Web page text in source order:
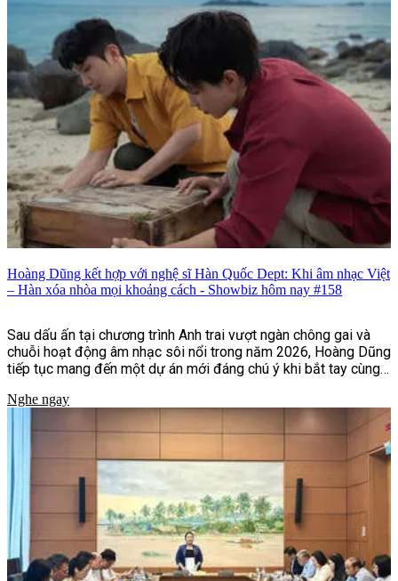
Hoàng Dũng kết hợp với nghệ sĩ Hàn Quốc Dept: Khi âm nhạc Việt
– Hàn xóa nhòa mọi khoảng cách - Showbiz hôm nay #158
Sau dấu ấn tại chương trình Anh trai vượt ngàn chông gai và
chuỗi hoạt động âm nhạc sôi nổi trong năm 2026, Hoàng Dũng
tiếp tục mang đến một dự án mới đáng chú ý khi bắt tay cùng
Nghe ngay